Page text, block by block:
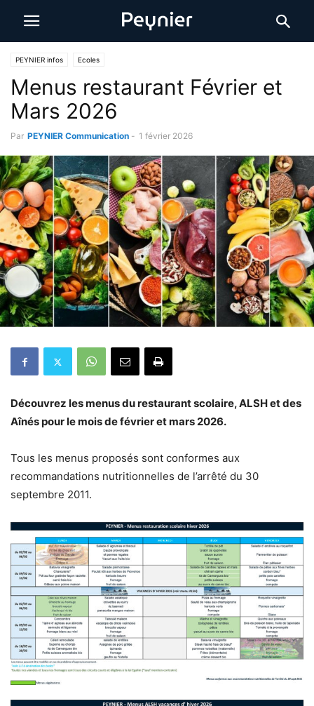
PEYNIER infos Ecoles
Menus restaurant Février et
Mars 2026
Par PEYNIER Communication - 1 février 2026
Découvrez les menus du restaurant scolaire, ALSH et des
Aînés pour le mois de février et mars 2026.
Tous les menus proposés sont conformes aux
recommandations nutritionnelles de l’arrêté du 30
septembre 2011.